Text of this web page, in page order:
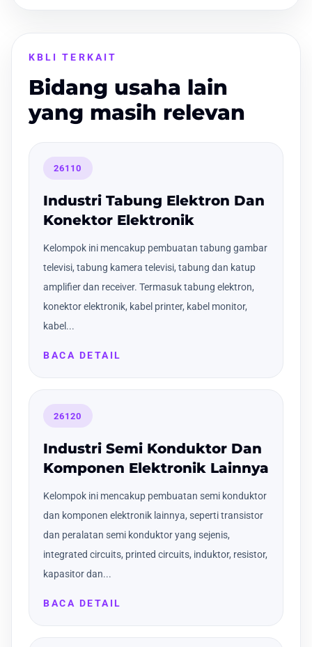
KBLI TERKAIT
Bidang usaha lain
yang masih relevan
26110
Industri Tabung Elektron Dan
Konektor Elektronik
Kelompok ini mencakup pembuatan tabung gambar
televisi, tabung kamera televisi, tabung dan katup
amplifier dan receiver. Termasuk tabung elektron,
konektor elektronik, kabel printer, kabel monitor,
kabel...
BACA DETAIL
26120
Industri Semi Konduktor Dan
Komponen Elektronik Lainnya
Kelompok ini mencakup pembuatan semi konduktor
dan komponen elektronik lainnya, seperti transistor
dan peralatan semi konduktor yang sejenis,
integrated circuits, printed circuits, induktor, resistor,
kapasitor dan...
BACA DETAIL